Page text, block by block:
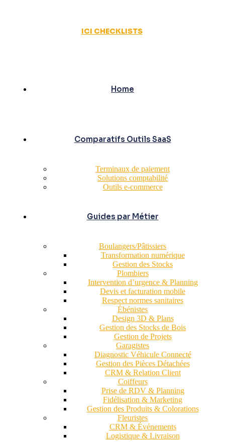
ICI CHECKLISTS
Home
Comparatifs Outils SaaS
Terminaux de paiement
Solutions comptabilité
Outils e-commerce
Guides par Métier
Boulangers/Pâtissiers
Transformation numérique
Gestion des Stocks
Plombiers
Intervention d’urgence & Planning
Devis et facturation mobile
Respect normes sanitaires
Ébénistes
Design 3D & Plans
Gestion des Stocks de Bois
Gestion de Projets
Garagistes
Diagnostic Véhicule Connecté
Gestion des Pièces Détachées
CRM & Relation Client
Coiffeurs
Prise de RDV & Planning
Fidélisation & Marketing
Gestion des Produits & Colorations
Fleuristes
CRM & Événements
Logistique & Livraison